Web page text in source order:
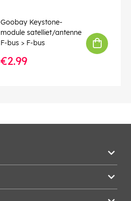
Goobay Keystone-
module satelliet/antenne
F-bus > F-bus
€2.99